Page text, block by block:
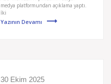
medya platformundan açıklama yaptı.
İki
Yazının Devamı
30 Ekim 2025